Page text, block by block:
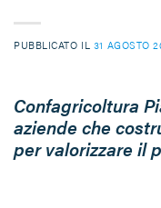
PUBBLICATO IL 31 AGOSTO
Confagricoltura
aziende che
per valorizzare il